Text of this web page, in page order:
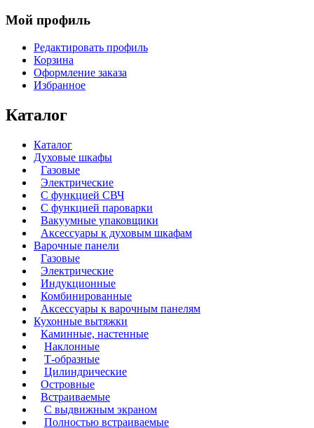
Мой профиль
Редактировать профиль
Корзина
Оформление заказа
Избранное
Каталог
Каталог
Духовые шкафы
Газовые
Электрические
С функцией СВЧ
С функцией пароварки
Вакуумные упаковщики
Аксессуары к духовым шкафам
Варочные панели
Газовые
Электрические
Индукционные
Комбинированные
Аксессуары к варочным панелям
Кухонные вытяжки
Каминные, настенные
Наклонные
Т-образные
Цилиндрические
Островные
Встраиваемые
С выдвижным экраном
Полностью встраиваемые